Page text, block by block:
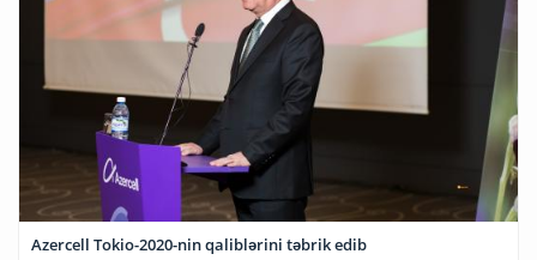
Azercell Tokio-2020-nin qaliblərini təbrik edib